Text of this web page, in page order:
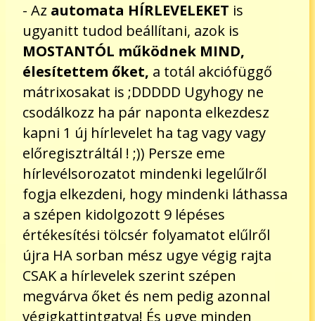
- Az automata HÍRLEVELEKET is
ugyanitt tudod beállítani, azok is
MOSTANTÓL működnek MIND,
élesítettem őket, a totál akciófüggő
mátrixosakat is ;DDDDD Ugyhogy ne
csodálkozz ha pár naponta elkezdesz
kapni 1 új hírlevelet ha tag vagy vagy
előregisztráltál ! ;)) Persze eme
hírlevélsorozatot mindenki legelűlről
fogja elkezdeni, hogy mindenki láthassa
a szépen kidolgozott 9 lépéses
értékesítési tölcsér folyamatot elűlről
újra HA sorban mész ugye végig rajta
CSAK a hírlevelek szerint szépen
megvárva őket és nem pedig azonnal
végigkattintgatva! És ugye minden